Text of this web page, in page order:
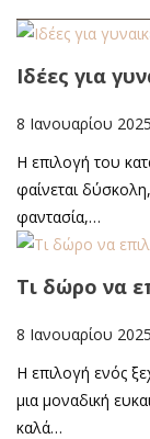
Ιδέες για
8 Ιανουαρίου 2025
Η επιλογή του
φαίνεται
φαντασία,…
Τι δώρο να
8 Ιανουαρίου 2025
Η επιλογή ενός
μια μοναδική
καλά…